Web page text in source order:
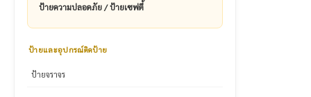
ป้ายความปลอดภัย / ป้ายเซฟตี้
ป้ายและอุปกรณ์ติดป้าย
ป้ายจราจร